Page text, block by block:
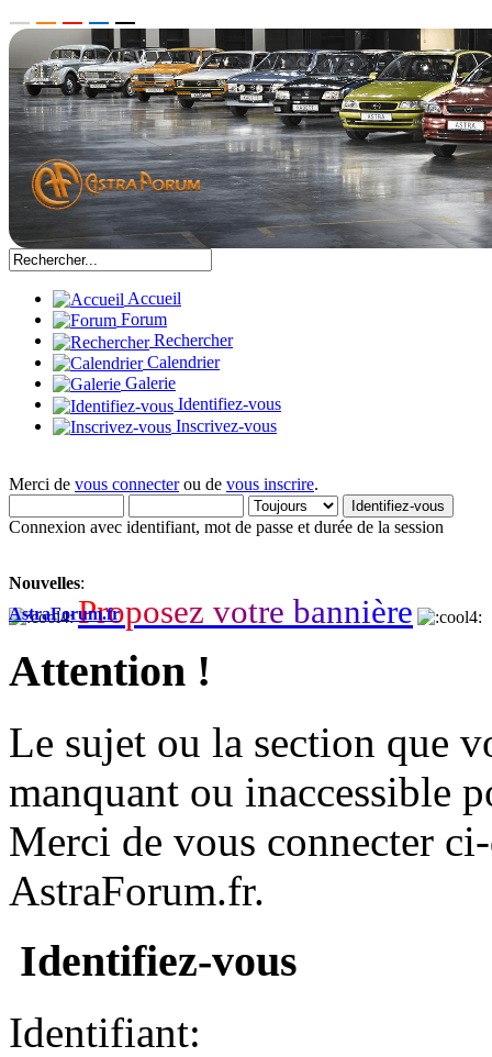
Accueil
Forum
Rechercher
Calendrier
Galerie
Identifiez-vous
Inscrivez-vous
Merci de vous connecterou de vous inscrire.
Connexion avec identifiant, mot de passe et durée de la session
Nouvelles:
Proposez votre bannière
AstraForum.fr
Attention !
Le sujet ou la section que
manquant ou inaccessible
Merci de vous connecter
AstraForum.fr.
Identifiez-vous
Identifiant: